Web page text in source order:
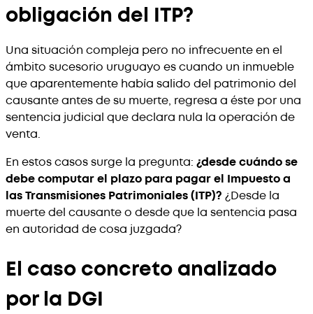
obligación del ITP?
Una situación compleja pero no infrecuente en el
ámbito sucesorio uruguayo es cuando un inmueble
que aparentemente había salido del patrimonio del
causante antes de su muerte, regresa a éste por una
sentencia judicial que declara nula la operación de
venta.
En estos casos surge la pregunta: ¿desde cuándo se
debe computar el plazo para pagar el Impuesto a
las Transmisiones Patrimoniales (ITP)? ¿Desde la
muerte del causante o desde que la sentencia pasa
en autoridad de cosa juzgada?
El caso concreto analizado
por la DGI